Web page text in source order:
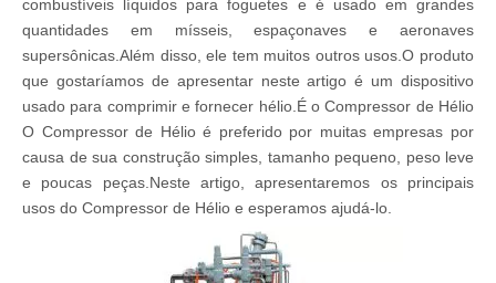
combustíveis líquidos para foguetes e é usado em grandes
quantidades em mísseis, espaçonaves e aeronaves
supersônicas.Além disso, ele tem muitos outros usos.O produto
que gostaríamos de apresentar neste artigo é um dispositivo
usado para comprimir e fornecer hélio.É o Compressor de Hélio
O Compressor de Hélio é preferido por muitas empresas por
causa de sua construção simples, tamanho pequeno, peso leve
e poucas peças.Neste artigo, apresentaremos os principais
usos do Compressor de Hélio e esperamos ajudá-lo.